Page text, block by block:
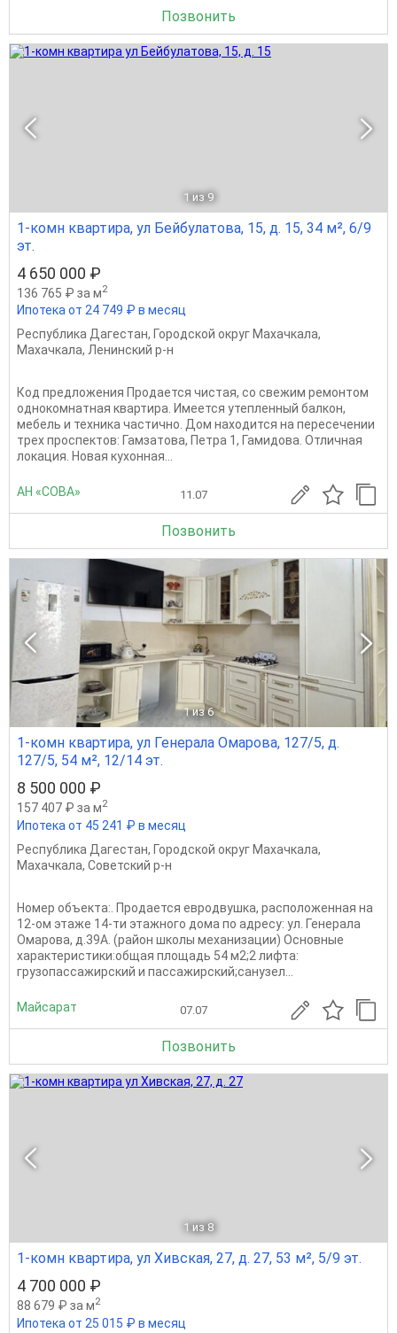
Позвонить
1 из 9
1-комн квартира, ул Бейбулатова, 15, д. 15, 34 м², 6/9
эт.
4 650 000 ₽
136 765 ₽ за м2
Ипотека от 24 749 ₽ в месяц
Республика Дагестан, Городской округ Махачкала,
Махачкала, Ленинский р-н
Код предложения Продается чистая, со свежим ремонтом
однокомнатная квартира. Имеется утепленный балкон,
мебель и техника частично. Дом находится на пересечении
трех проспектов: Гамзатова, Петра 1, Гамидова. Отличная
локация. Новая кухонная...
АН «СОВА» 11.07
Позвонить
1 из 6
1-комн квартира, ул Генерала Омарова, 127/5, д.
127/5, 54 м², 12/14 эт.
8 500 000 ₽
157 407 ₽ за м2
Ипотека от 45 241 ₽ в месяц
Республика Дагестан, Городской округ Махачкала,
Махачкала, Советский р-н
Номер объекта:. Продается евродвушка, расположенная на
12-ом этаже 14-ти этажного дома по адресу: ул. Генерала
Омарова, д.39А. (район школы механизации) Основные
характеристики:общая площадь 54 м2;2 лифта:
грузопассажирский и пассажирский;санузел...
Майсарат 07.07
Позвонить
1 из 8
1-комн квартира, ул Хивская, 27, д. 27, 53 м², 5/9 эт.
4 700 000 ₽
88 679 ₽ за м2
Ипотека от 25 015 ₽ в месяц